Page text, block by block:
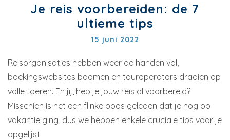
Je reis voorbereiden: de 7
ultieme tips
15 juni 2022
Reisorganisaties hebben weer de handen vol,
boekingswebsites boomen en touroperators draaien op
volle toeren. En jij, heb je jouw reis al voorbereid?
Misschien is het een flinke poos geleden dat je nog op
vakantie ging, dus we hebben enkele cruciale tips voor je
opgelijst.